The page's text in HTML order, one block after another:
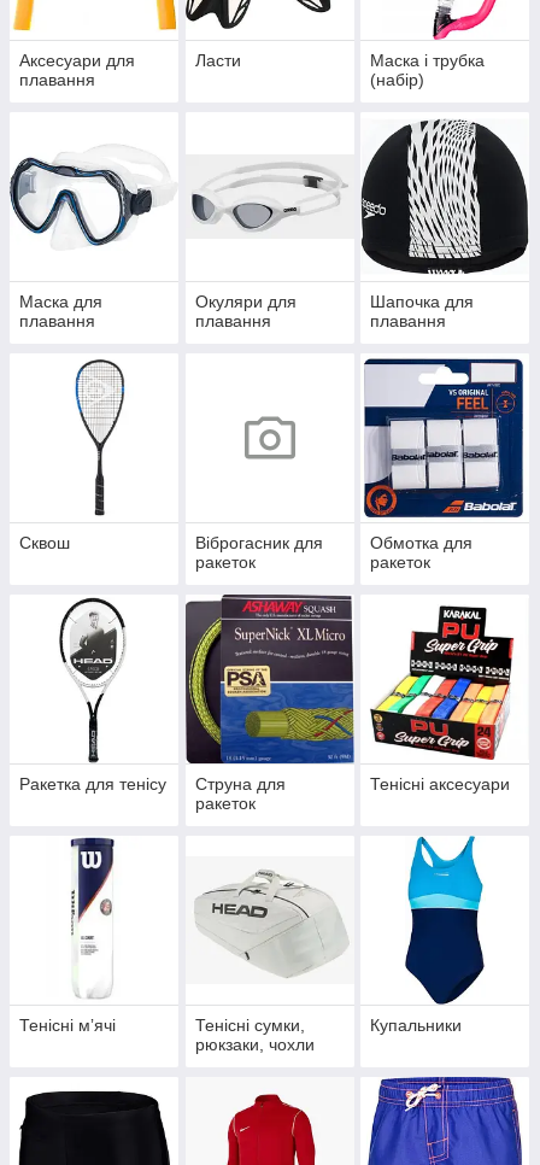
Аксесуари для
плавання
Ласти
Маска і трубка
(набір)
Маска для
плавання
Окуляри для
плавання
Шапочка для
плавання
Сквош
Віброгасник для
ракеток
Обмотка для
ракеток
Ракетка для тенісу
Струна для
ракеток
Тенісні аксесуари
Тенісні мʼячі
Тенісні сумки,
рюкзаки, чохли
Купальники